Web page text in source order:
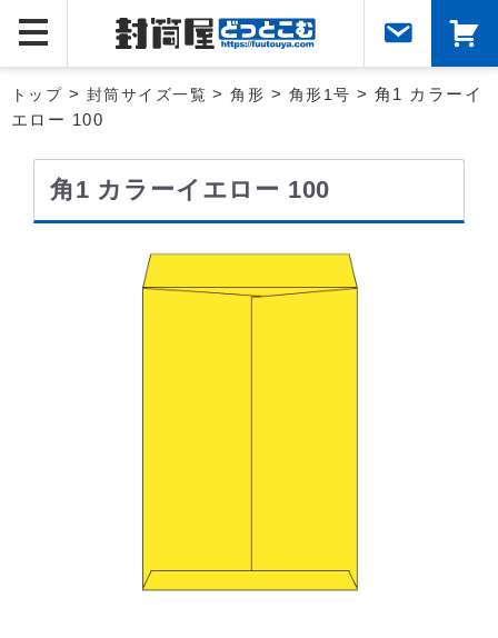
トップ > 封筒サイズ一覧 >角形 > 角形1号 > 角1 カラーイ
エロー 100
角1 カラーイエロー 100